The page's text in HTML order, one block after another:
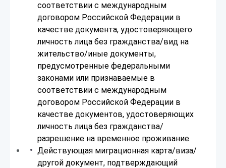
соответствии с международным
договором Российской Федерации в
качестве документа, удостоверяющего
личность лица без гражданства/вид на
жительство/иные документы,
предусмотренные федеральными
законами или признаваемые в
соответствии с международным
договором Российской Федерации в
качестве документов, удостоверяющих
личность лица без гражданства/
разрешение на временное проживание.
Действующая миграционная карта/виза/
другой документ, подтверждающий